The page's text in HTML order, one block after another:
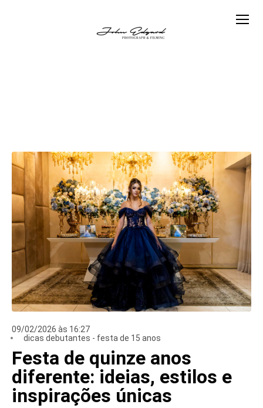
09/02/2026 às 16:27
dicas debutantes - festa de 15 anos
Festa de quinze anos
diferente: ideias, estilos e
inspirações únicas